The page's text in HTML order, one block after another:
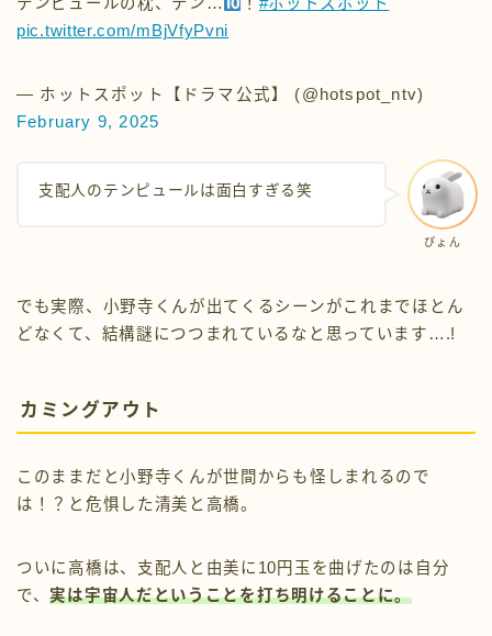
テンピュールの枕、テン…
！ #ホットスポット
pic.twitter.com/mBjVfyPvni
— ホットスポット【ドラマ公式】 (@hotspot_ntv)
February 9, 2025
ぴょん
支配人のテンピュールは面白すぎる笑
でも実際、小野寺くんが出てくるシーンがこれまでほとん
どなくて、結構謎につつまれているなと思っています….!
カミングアウト
このままだと小野寺くんが世間からも怪しまれるので
は！？と危惧した清美と高橋。
ついに高橋は、支配人と由美に10円玉を曲げたのは自分
で、実は宇宙人だということを打ち明けることに。